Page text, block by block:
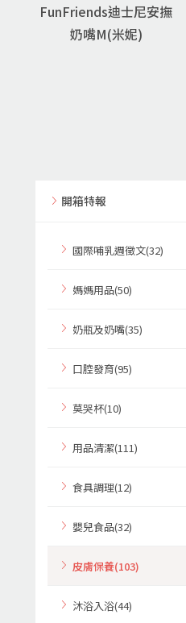
FunFriends迪士尼安撫
奶嘴M(米妮)
開箱特報
國際哺乳週徵文(32)
媽媽用品(50)
奶瓶及奶嘴(35)
口腔發育(95)
莫哭杯(10)
用品清潔(111)
食具調理(12)
嬰兒食品(32)
皮膚保養(103)
沐浴入浴(44)